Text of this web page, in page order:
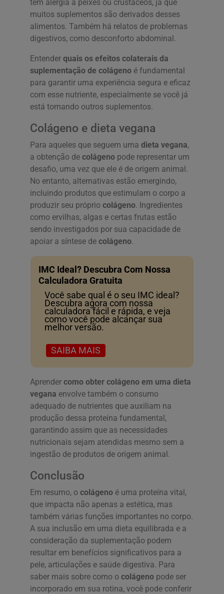
têm alergia a peixes ou crustáceos, já que
muitos suplementos são derivados desses
alimentos. Também há relatos de problemas
digestivos, como desconforto abdominal.
Entender quais os efeitos colaterais da
suplementação de colágeno é fundamental
para garantir uma experiência segura e eficaz
com esse nutriente, especialmente se você já
está tomando outros suplementos.
Colágeno e dieta vegana
Para aqueles que seguem uma dieta vegana,
a obtenção de colágeno pode representar um
desafio, uma vez que ele é de origem animal.
No entanto, alternativas estão emergindo,
incluindo produtos que estimulam o corpo a
produzir seu próprio colágeno. Ingredientes
como ervilhas, algas e certas frutas estão
sendo investigados por sua capacidade de
apoiar a síntese de colágeno.
IMC Ideal? Descubra Com Nossa
Calculadora Gratuita
Você sabe qual é o seu IMC ideal?
Descubra agora com nossa
calculadora fácil e rápida, e veja
como você pode alcançar sua
melhor versão.
SAIBA MAIS
Aprender como obter colágeno em uma dieta
vegana envolve também o consumo
adequado de nutrientes que auxiliam na
produção dessa proteína fundamental,
garantindo assim que as necessidades
nutricionais sejam atendidas mesmo sem a
ingestão de produtos de origem animal.
Conclusão
Em resumo, o colágeno é uma proteína vital,
que impacta não apenas a estética, mas
também várias funções importantes no corpo.
A sua inclusão em uma dieta equilibrada e a
consideração da suplementação podem
resultar em benefícios significativos para a
pele, articulações e saúde digestiva. Para
saber mais sobre como o colágeno pode ser
incorporado em sua rotina, você pode conferir